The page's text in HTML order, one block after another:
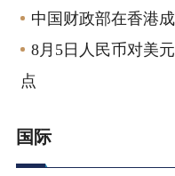
中国财政部在香港
8月5日人民币对美
点
国际